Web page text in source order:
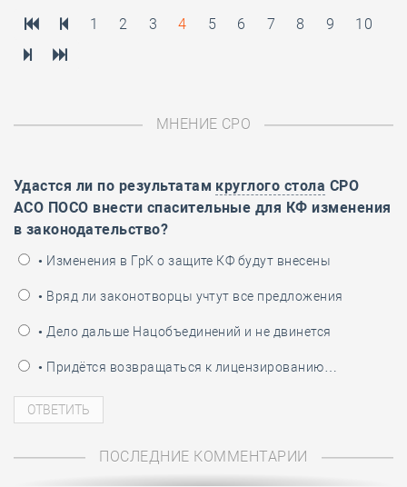
1 2 3 4 5 6 7 8 9 10
МНЕНИЕ СРО
Удастся ли по результатам круглого стола СРО
АСО ПОСО внести спасительные для КФ изменения
в законодательство?
• Изменения в ГрК о защите КФ будут внесены
• Вряд ли законотворцы учтут все предложения
• Дело дальше Нацобъединений и не двинется
• Придётся возвращаться к лицензированию…
ПОСЛЕДНИЕ КОММЕНТАРИИ